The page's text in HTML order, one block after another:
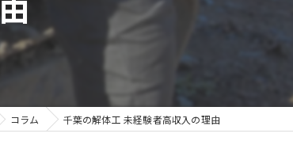
コラム 千葉の解体工 未経験者高収入の理由